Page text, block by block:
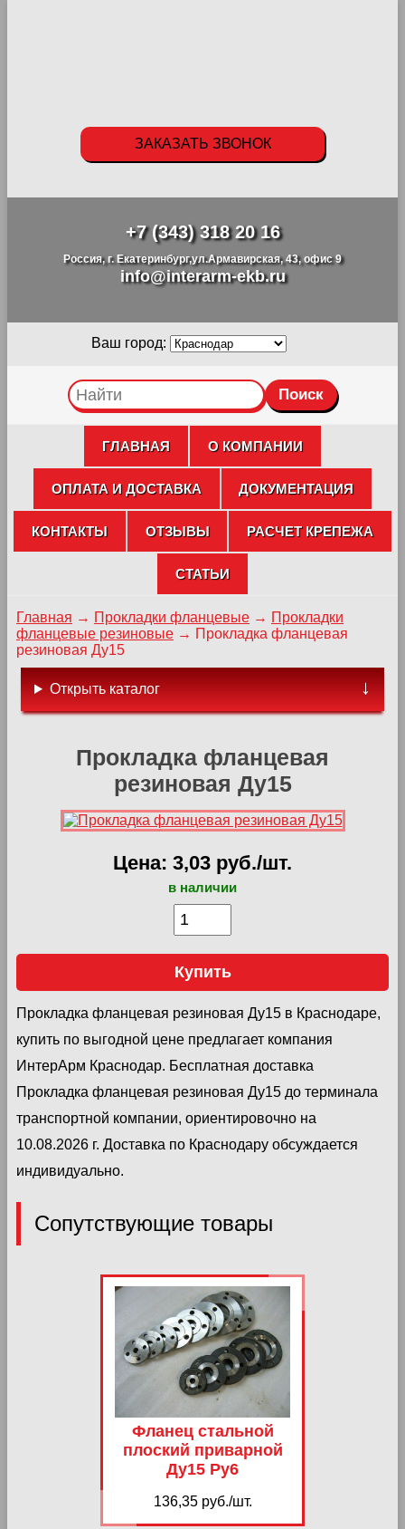
+7 (343) 318 20 16
Россия, г. Екатеринбург,ул.Армавирская, 43, офис 9
info@interarm-ekb.ru
ЗАКАЗАТЬ ЗВОНОК
Ваш город:
ГЛАВНАЯ О КОМПАНИИ
ОПЛАТА И ДОСТАВКА ДОКУМЕНТАЦИЯ
КОНТАКТЫ ОТЗЫВЫ РАСЧЕТ КРЕПЕЖА
СТАТЬИ
Главная → Прокладки фланцевые → Прокладки
фланцевые резиновые → Прокладка фланцевая
резиновая Ду15
Прокладка фланцевая
резиновая Ду15
Цена: 3,03 руб./шт.
в наличии
Купить
Прокладка фланцевая резиновая Ду15 в Краснодаре,
купить по выгодной цене предлагает компания
ИнтерАрм Краснодар. Бесплатная доставка
Прокладка фланцевая резиновая Ду15 до терминала
транспортной компании, ориентировочно на
10.08.2026 г. Доставка по Краснодару обсуждается
индивидуально.
Сопутствующие товары
Фланец стальной
плоский приварной
Ду15 Ру6
136,35 руб./шт.
Открыть каталог